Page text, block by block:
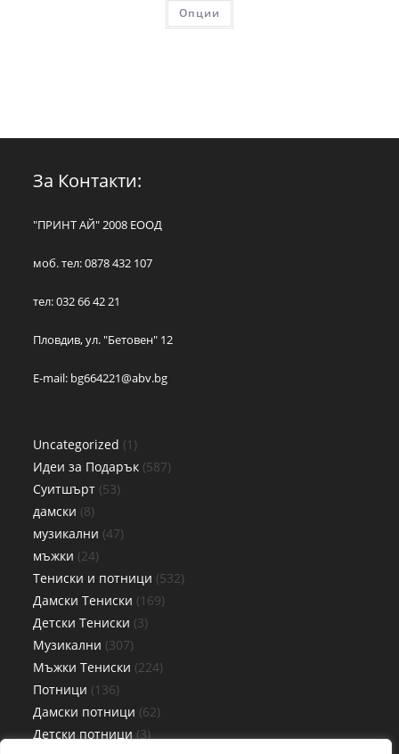
Опции
За Контакти:
"ПРИНТ АЙ" 2008 ЕООД
моб. тел: 0878 432 107
тел: 032 66 42 21
Пловдив, ул. "Бетовен" 12
E-mail: bg664221@abv.bg
Uncategorized 1
Идеи за Подарък 587
Суитшърт 53
дамски 8
музикални 47
мъжки 24
Тениски и потници 532
Дамски Тениски 169
Детски Тениски 3
Музикални 307
Мъжки Тениски 224
Потници 136
Дамски потници 62
Детски потници 3